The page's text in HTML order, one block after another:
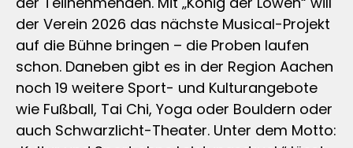
der Verein 2026 das nächste Musical-Projekt
auf die Bühne bringen – die Proben laufen
schon. Daneben gibt es in der Region Aachen
noch 19 weitere Sport- und Kulturangebote
wie Fußball, Tai Chi, Yoga oder Bouldern oder
auch Schwarzlicht-Theater. Unter dem Motto: